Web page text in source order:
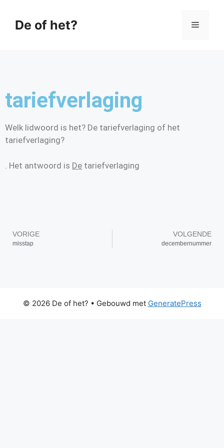
De of het?
tariefverlaging
Welk lidwoord is het? De tariefverlaging of het
tariefverlaging?
. Het antwoord is De tariefverlaging
VORIGE
misstap
VOLGENDE
decembernummer
© 2026 De of het? • Gebouwd met GeneratePress